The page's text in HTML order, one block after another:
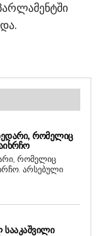
ᲠᲝᲛᲔᲚᲘᲪ
რომელიც
არსებული
ᲡᲐᲐᲙᲐᲨᲕᲘᲚᲘ